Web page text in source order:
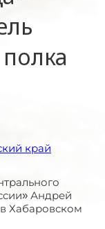
край
Андрей
Хабаровском